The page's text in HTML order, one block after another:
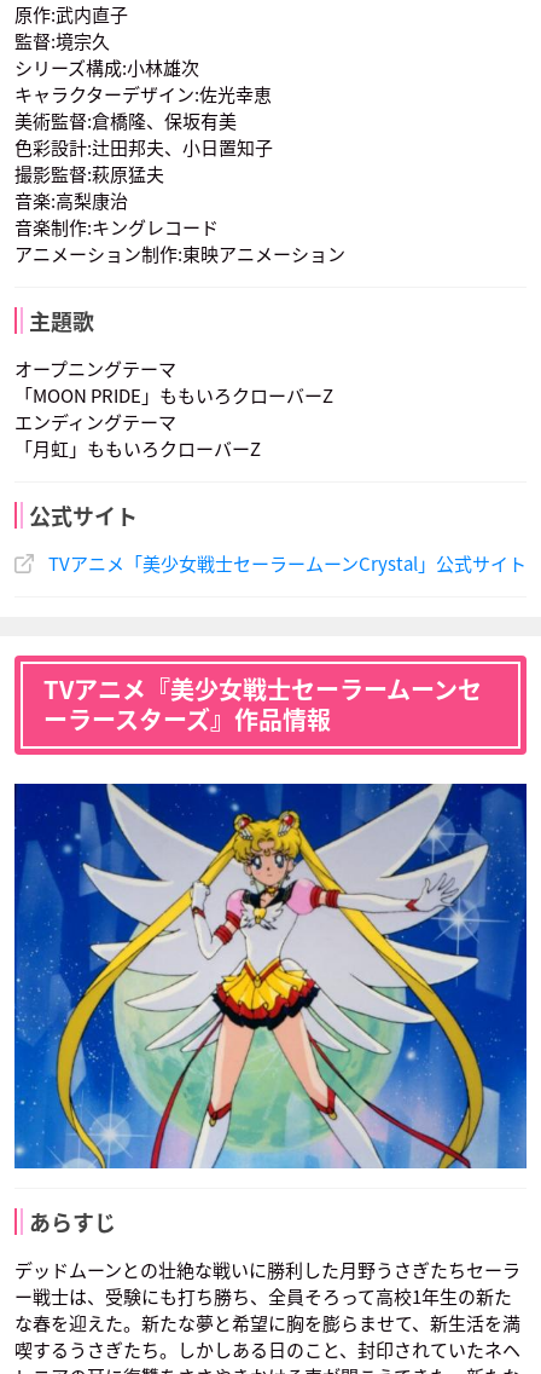
木野まこと
声優：小清水亜美 声優：小清水亜美
セーラーヴィーナス
声優：伊藤静
原作:武内直子
監督:境宗久
シリーズ構成:小林雄次
キャラクターデザイン:佐光幸恵
美術監督:倉橋隆、保坂有美
色彩設計:辻田邦夫、小日置知子
撮影監督:萩原猛夫
音楽:高梨康治
音楽制作:キングレコード
アニメーション制作:東映アニメーション
主題歌
オープニングテーマ
「MOON PRIDE」ももいろクローバーZ
エンディングテーマ
「月虹」ももいろクローバーZ
公式サイト
TVアニメ「美少女戦士セーラームーンCrystal」公式サイト
TVアニメ『美少女戦士セーラームーンセ
ーラースターズ』作品情報
あらすじ
デッドムーンとの壮絶な戦いに勝利した月野うさぎたちセーラ
ー戦士は、受験にも打ち勝ち、全員そろって高校1年生の新た
な春を迎えた。新たな夢と希望に胸を膨らませて、新生活を満
喫するうさぎたち。しかしある日のこと、封印されていたネヘ